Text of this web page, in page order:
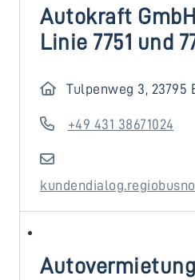
Autokraft
Linie 7751 und
Tulpenweg 3, 23795
+49 431 38671024
Autovermietung